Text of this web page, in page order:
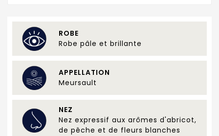
ROBE
Robe pâle et brillante
APPELLATION
Meursault
NEZ
Nez expressif aux arômes d'abricot,
de pêche et de fleurs blanches